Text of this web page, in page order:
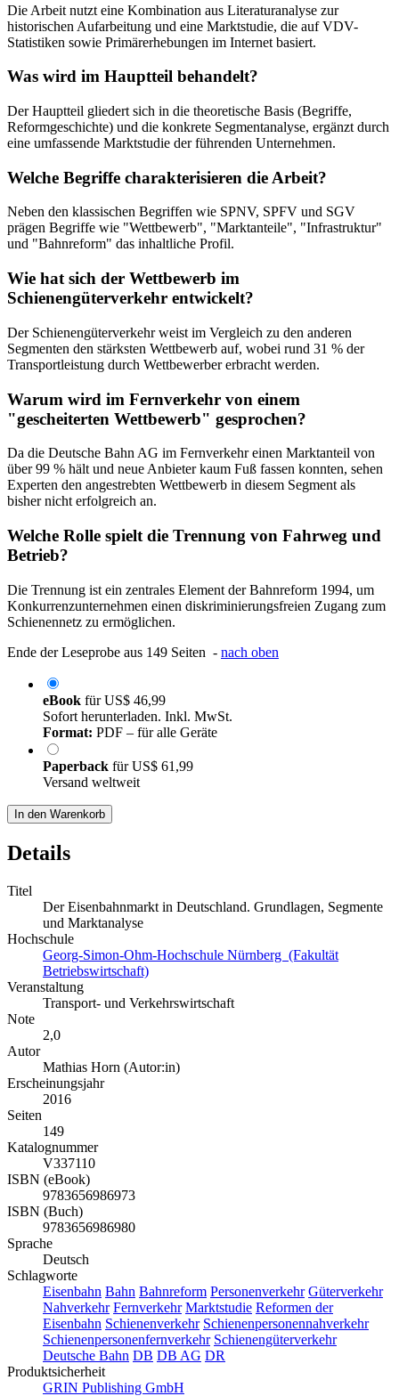
Die Arbeit nutzt eine Kombination aus Literaturanalyse zur
historischen Aufarbeitung und eine Marktstudie, die auf VDV-
Statistiken sowie Primärerhebungen im Internet basiert.
Was wird im Hauptteil behandelt?
Der Hauptteil gliedert sich in die theoretische Basis (Begriffe,
Reformgeschichte) und die konkrete Segmentanalyse, ergänzt durch
eine umfassende Marktstudie der führenden Unternehmen.
Welche Begriffe charakterisieren die Arbeit?
Neben den klassischen Begriffen wie SPNV, SPFV und SGV
prägen Begriffe wie "Wettbewerb", "Marktanteile", "Infrastruktur"
und "Bahnreform" das inhaltliche Profil.
Wie hat sich der Wettbewerb im
Schienengüterverkehr entwickelt?
Der Schienengüterverkehr weist im Vergleich zu den anderen
Segmenten den stärksten Wettbewerb auf, wobei rund 31 % der
Transportleistung durch Wettbewerber erbracht werden.
Warum wird im Fernverkehr von einem
"gescheiterten Wettbewerb" gesprochen?
Da die Deutsche Bahn AG im Fernverkehr einen Marktanteil von
über 99 % hält und neue Anbieter kaum Fuß fassen konnten, sehen
Experten den angestrebten Wettbewerb in diesem Segment als
bisher nicht erfolgreich an.
Welche Rolle spielt die Trennung von Fahrweg und
Betrieb?
Die Trennung ist ein zentrales Element der Bahnreform 1994, um
Konkurrenzunternehmen einen diskriminierungsfreien Zugang zum
Schienennetz zu ermöglichen.
Ende der Leseprobe aus 149 Seiten - nach oben
eBook fürUS$ 46,99
Sofort herunterladen. Inkl. MwSt.
Format: PDF – für alle Geräte
Paperback fürUS$ 61,99
Versand weltweit
In den Warenkorb
Details
Titel
Der Eisenbahnmarkt in Deutschland. Grundlagen, Segmente
und Marktanalyse
Hochschule
Georg-Simon-Ohm-Hochschule Nürnberg (Fakultät
Betriebswirtschaft)
Veranstaltung
Transport- und Verkehrswirtschaft
Note
2,0
Autor
Mathias Horn (Autor:in)
Erscheinungsjahr
2016
Seiten
149
Katalognummer
V337110
ISBN (eBook)
9783656986973
ISBN (Buch)
9783656986980
Sprache
Deutsch
Schlagworte
Eisenbahn Bahn Bahnreform Personenverkehr Güterverkehr
Nahverkehr Fernverkehr Marktstudie Reformen der
Eisenbahn Schienenverkehr Schienenpersonennahverkehr
Schienenpersonenfernverkehr Schienengüterverkehr
Deutsche Bahn DB DB AG DR
Produktsicherheit
GRIN Publishing GmbH